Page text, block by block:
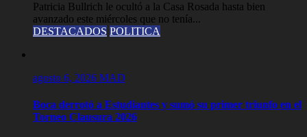
Patricia Bullrich le ocultó a la Casa Rosada hasta bien
avanzado este miércoles que no tenía...
DESTACADOS POLITICA
agosto 6, 2026 MAD
Boca derrotó a Estudiantes y sumó su primer triunfo en el
Torneo Clausura 2026